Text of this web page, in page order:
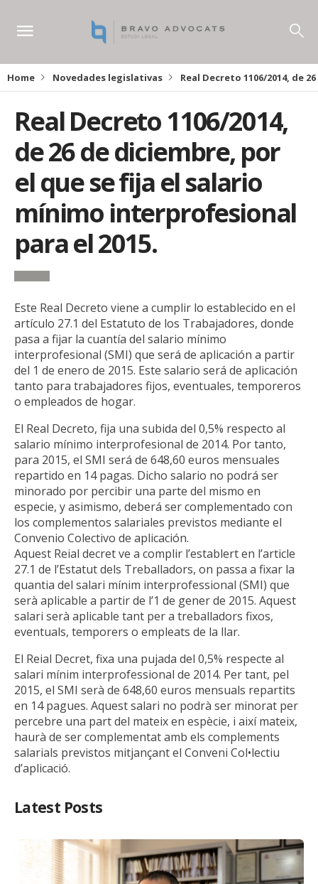
Home Novedades legislativas Real Decreto 1106/2014, de
Real Decreto 1106/2014,
de 26 de diciembre, por
el que se fija el salario
mínimo interprofesional
para el 2015.
Este Real Decreto viene a cumplir lo establecido en el
artículo 27.1 del Estatuto de los Trabajadores, donde
pasa a fijar la cuantía del salario mínimo
interprofesional (SMI) que será de aplicación a partir
del 1 de enero de 2015. Este salario será de aplicación
tanto para trabajadores fijos, eventuales, temporeros
o empleados de hogar.
El Real Decreto, fija una subida del 0,5% respecto al
salario mínimo interprofesional de 2014. Por tanto,
para 2015, el SMI será de 648,60 euros mensuales
repartido en 14 pagas. Dicho salario no podrá ser
minorado por percibir una parte del mismo en
especie, y asimismo, deberá ser complementado con
los complementos salariales previstos mediante el
Convenio Colectivo de aplicación.
Aquest Reial decret ve a complir l’establert en l’article
27.1 de l’Estatut dels Treballadors, on passa a fixar la
quantia del salari mínim interprofessional (SMI) que
serà aplicable a partir de l’1 de gener de 2015. Aquest
salari serà aplicable tant per a treballadors fixos,
eventuals, temporers o empleats de la llar.
El Reial Decret, fixa una pujada del 0,5% respecte al
salari mínim interprofessional de 2014. Per tant, pel
2015, el SMI serà de 648,60 euros mensuals repartits
en 14 pagues. Aquest salari no podrà ser minorat per
percebre una part del mateix en espècie, i així mateix,
haurà de ser complementat amb els complements
salarials previstos mitjançant el Conveni Col•lectiu
d’aplicació.
Latest Posts